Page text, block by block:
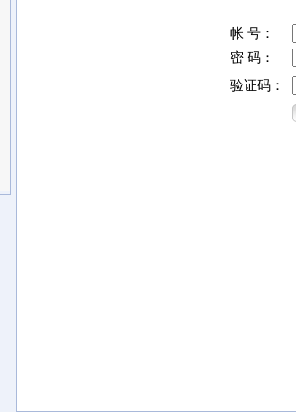
帐 号：
密 码：
验证码：